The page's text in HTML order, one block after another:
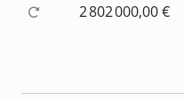
2 802 000,00 €